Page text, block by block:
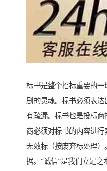
标书是整个招标重要的
剧的灵魂。标书必须表
有疏漏。标书也是投标
商必须对标书的内容进
无效标（按废弃标处理
据。“诚信”是我们立足之